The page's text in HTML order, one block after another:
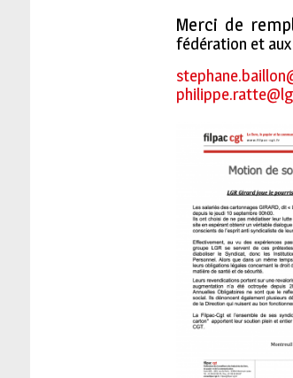
Merci de
fédération et aux